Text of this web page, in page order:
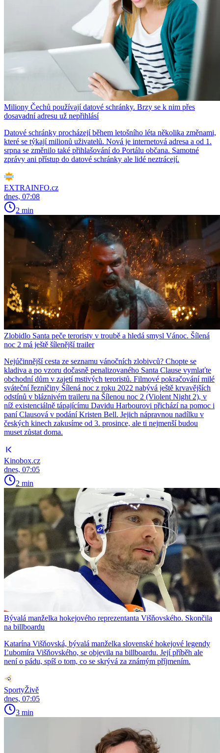
Miliony Čechů používají datové schránky. Brzy se k nim přes
dosavadní adresu už nepřihlásí
Datové schránky procházejí během letošního léta několika změnami,
které se týkají milionů uživatelů. Nová je internetová adresa a od 1.
srpna se změnilo také přihlašování do Portálu občana. Samotné
zprávy ani přístup do datové schránky ale lidé neztrácejí.
EXTRAINFO.cz
dnes, 07:08
2 min
Zlobidlo Santa peče teroristy v troubě a hledá smysl Vánoc. Šílená
noc 2 má ještě šílenější trailer
Nejúčinnější cesta ze seznamu vánočních zlobivců? Chopte se
kladiva a po vzoru dočasně penalizovaného Santa Clause vymlaťte
obchodní dům v zajetí mstivých teroristů. Filmové pokračování milé
sváteční řezničiny Šílená noc z roku 2022 nabývá ještě krvavějších
odstínů v bláznivém traileru na Šílenou noc 2 (Violent Night 2), v
níž existenciálně tápajícímu Davidu Harbourovi přichází na pomoc i
paní Clausová v podání Kristen Bell. Jejich nápravnou nadílku v
českých kinech zakusíme od 3. prosince, ale ti nejmenší budou
muset zůstat doma.
Kinobox.cz
dnes, 07:05
2 min
Bývalá manželka hokejového reprezentanta Višňovského. Skončila
na billboardu
Katarína Višňovská, bývalá manželka slovenské hokejové legendy
Ľubomíra Višňovského, se objevila na billboardu. Její příběh ale
není o pádu, spíš o tom, co se skrývá za známým příjmením.
SportyŽivě
dnes, 07:05
3 min